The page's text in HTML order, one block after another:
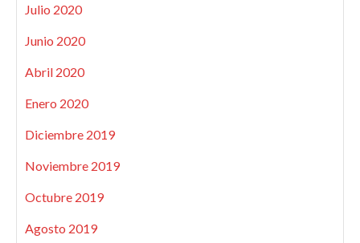
Julio 2020
Junio 2020
Abril 2020
Enero 2020
Diciembre 2019
Noviembre 2019
Octubre 2019
Agosto 2019